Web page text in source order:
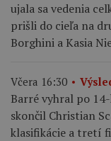
ujala sa vedenia
prišli do cieľa na
Borghini a Kasia
Včera 16:30
Barré vyhral po
skončil Christian
klasifikácie a tretí